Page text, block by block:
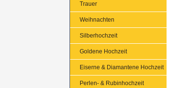
Trauer
Weihnachten
Silberhochzeit
Goldene Hochzeit
Eiserne & Diamantene Hochzeit
Perlen- & Rubinhochzeit